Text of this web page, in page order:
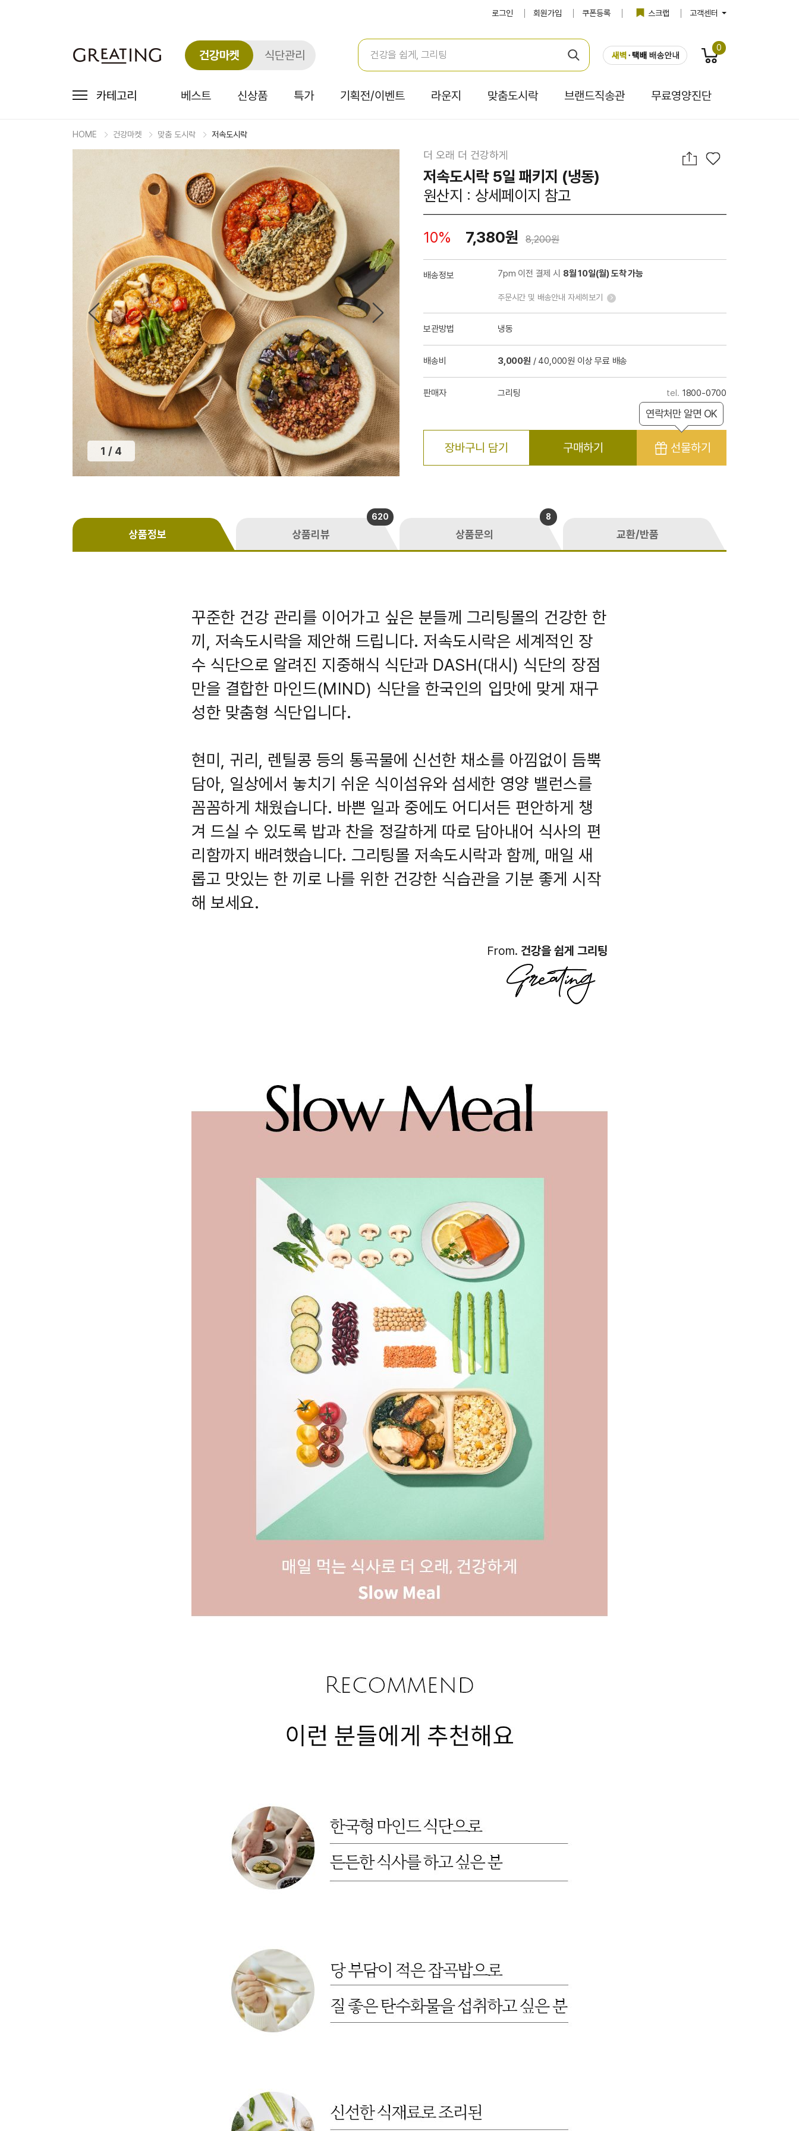
로그인 회원가입 쿠폰등록 스크랩 고객센터
건강마켓 식단관리
0
카테고리 베스트 신상품 특가 기획전/이벤트 라운지 맞춤도시락 브랜드직송관 무료영양진단
HOME 건강마켓 맞춤 도시락 저속도시락
1 / 4
더 오래 더 건강하게
저속도시락 5일 패키지 (냉동)
원산지 : 상세페이지 참고
10% 7,380원 8,200원
배송정보 7pm 이전 결제 시 8월 10일(월) 도착 가능
주문시간 및 배송안내 자세히보기
보관방법 냉동
배송비 3,000원 / 40,000원 이상 무료 배송
판매자 그리팅 1800-0700
장바구니 담기 구매하기 선물하기
연락처만 알면 OK
상품정보 상품리뷰
620
상품문의
8
교환/반품
꾸준한 건강 관리를 이어가고 싶은 분들께 그리팅몰의 건강한 한
끼, 저속도시락을 제안해 드립니다. 저속도시락은 세계적인 장
수 식단으로 알려진 지중해식 식단과 DASH(대시) 식단의 장점
만을 결합한 마인드(MIND) 식단을 한국인의 입맛에 맞게 재구
성한 맞춤형 식단입니다.
현미, 귀리, 렌틸콩 등의 통곡물에 신선한 채소를 아낌없이 듬뿍
담아, 일상에서 놓치기 쉬운 식이섬유와 섬세한 영양 밸런스를
꼼꼼하게 채웠습니다. 바쁜 일과 중에도 어디서든 편안하게 챙
겨 드실 수 있도록 밥과 찬을 정갈하게 따로 담아내어 식사의 편
리함까지 배려했습니다. 그리팅몰 저속도시락과 함께, 매일 새
롭고 맛있는 한 끼로 나를 위한 건강한 식습관을 기분 좋게 시작
해 보세요.
From. 건강을 쉽게 그리팅